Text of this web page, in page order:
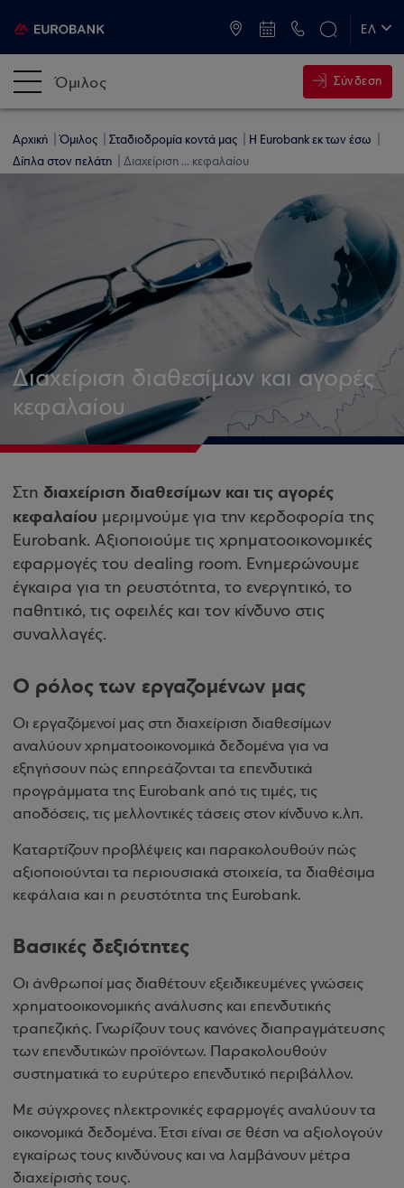
ΕΛ
Όμιλος Σύνδεση
Αρχική Όμιλος Σταδιοδρομία κοντά μας
Η Eurobank εκ των έσω
Δίπλα στον πελάτη
Διαχείριση ... κεφαλαίου
Διαχείριση διαθεσίμων και αγορές
κεφαλαίου
Στη διαχείριση διαθεσίμων και τις αγορές
κεφαλαίου μεριμνούμε για την κερδοφορία της
Eurobank. Αξιοποιούμε τις χρηματοοικονομικές
εφαρμογές του dealing room. Ενημερώνουμε
έγκαιρα για τη ρευστότητα, το ενεργητικό, το
παθητικό, τις οφειλές και τον κίνδυνο στις
συναλλαγές.
Ο ρόλος των εργαζομένων μας
Οι εργαζόμενοί μας στη διαχείριση διαθεσίμων
αναλύουν χρηματοοικονομικά δεδομένα για να
εξηγήσουν πώς επηρεάζονται τα επενδυτικά
προγράμματα της Eurobank από τις τιμές, τις
αποδόσεις, τις μελλοντικές τάσεις στον κίνδυνο κ.λπ.
Καταρτίζουν προβλέψεις και παρακολουθούν πώς
αξιοποιούνται τα περιουσιακά στοιχεία, τα διαθέσιμα
κεφάλαια και η ρευστότητα της Eurobank.
Βασικές δεξιότητες
Οι άνθρωποί μας διαθέτουν εξειδικευμένες γνώσεις
χρηματοοικονομικής ανάλυσης και επενδυτικής
τραπεζικής. Γνωρίζουν τους κανόνες διαπραγμάτευσης
των επενδυτικών προϊόντων. Παρακολουθούν
συστηματικά το ευρύτερο επενδυτικό περιβάλλον.
Με σύγχρονες ηλεκτρονικές εφαρμογές αναλύουν τα
οικονομικά δεδομένα. Έτσι είναι σε θέση να αξιολογούν
εγκαίρως τους κινδύνους και να λαμβάνουν μέτρα
διαχείρισής τους.